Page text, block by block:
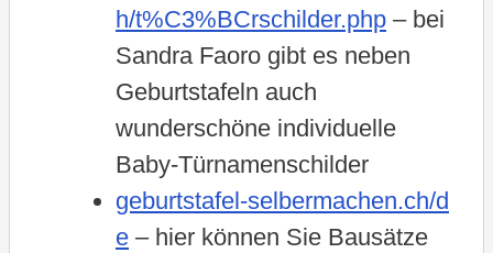
h/t%C3%BCrschilder.php – bei
Sandra Faoro gibt es neben
Geburtstafeln auch
wunderschöne individuelle
Baby-Türnamenschilder
geburtstafel-selbermachen.ch/d
e – hier können Sie Bausätze